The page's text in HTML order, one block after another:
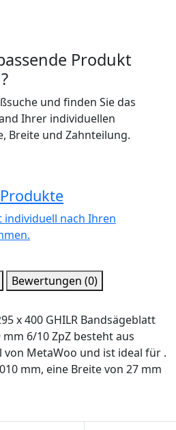
Produkt
und finden Sie das
Ihrer individuellen
Breite und Zahnteilung.
individuell nach Ihren
Bewertungen (0)
x 400 GHILR Bandsägeblatt
mm 6/10 ZpZ besteht aus
MetaWoo und ist ideal für .
mm, eine Breite von 27 mm